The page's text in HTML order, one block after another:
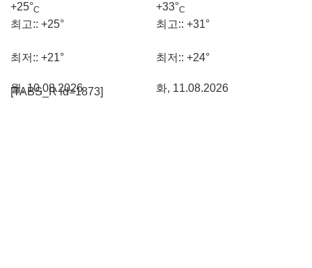
화, 11.08.2026 화, 11.08.2026
+25°C
최고:: +25°
최저:: +21°
월, 10.08.2026
+33°C
최고:: +31°
최저:: +24°
화, 11.08.2026
[TABS_R id=1873]